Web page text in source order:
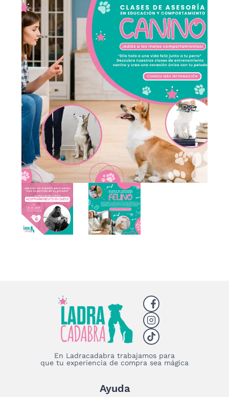
En Ladracadabra trabajamos para
que tu experiencia de compra sea mágica
Ayuda